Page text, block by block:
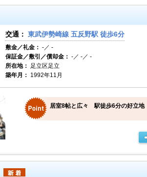
交通： 東武伊勢崎線 五反野駅 徒歩6分
敷金／礼金： -／ -
保証金／敷引／償却金： -／ -／ -
所在地： 足立区足立
築年月： 1992年11月
居室8帖と広々 駅徒歩6分の好立